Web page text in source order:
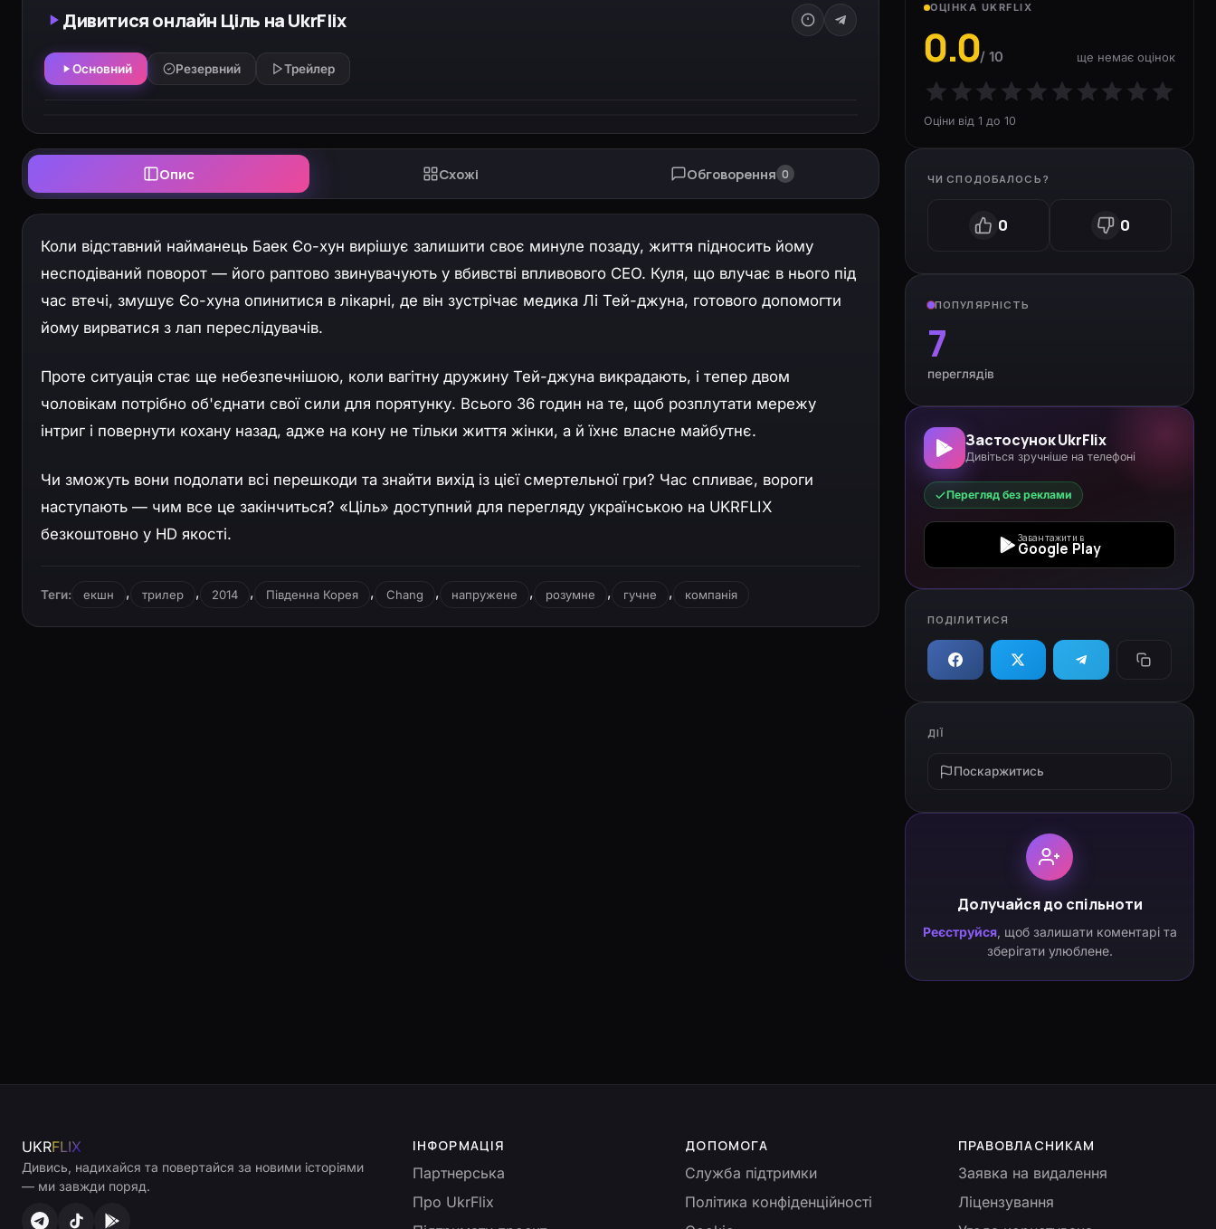
Дивитися онлайн Ціль на UkrFlix
Основний Резервний Трейлер
Опис Схожі Обговорення 0
Коли відставний найманець Баек Єо-хун вирішує залишити своє минуле позаду, життя підносить йому
несподіваний поворот — його раптово звинувачують у вбивстві впливового CEO. Куля, що влучає в нього під
час втечі, змушує Єо-хуна опинитися в лікарні, де він зустрічає медика Лі Тей-джуна, готового допомогти
йому вирватися з лап переслідувачів.
Проте ситуація стає ще небезпечнішою, коли вагітну дружину Тей-джуна викрадають, і тепер двом
чоловікам потрібно об'єднати свої сили для порятунку. Всього 36 годин на те, щоб розплутати мережу
інтриг і повернути кохану назад, адже на кону не тільки життя жінки, а й їхнє власне майбутнє.
Чи зможуть вони подолати всі перешкоди та знайти вихід із цієї смертельної гри? Час спливає, вороги
наступають — чим все це закінчиться? «Ціль» доступний для перегляду українською на UKRFLIX
безкоштовно у HD якості.
Теги: екшн , трилер , 2014 , Південна Корея , Chang , напружене , розумне , гучне , компанія
ОЦІНКА UKRFLIX
0.0/ 10 ще немає оцінок
Оціни від 1 до 10
ЧИ СПОДОБАЛОСЬ?
0 0
ПОПУЛЯРНІСТЬ
7
переглядів
Застосунок UkrFlix
Дивіться зручніше на телефоні
Перегляд без реклами
Завантажити в
Google Play
ПОДІЛИТИСЯ
ДІЇ
Поскаржитись
Долучайся до спільноти
Реєструйся, щоб залишати коментарі та
зберігати улюблене.
UKRFLIX
Дивись, надихайся та повертайся за новими історіями
— ми завжди поряд.
ІНФОРМАЦІЯ
Партнерська
Про UkrFlix
ДОПОМОГА
Служба підтримки
Політика конфіденційності
ПРАВОВЛАСНИКАМ
Заявка на видалення
Ліцензування